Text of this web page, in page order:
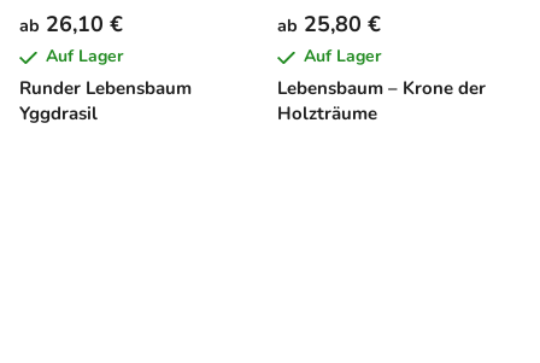
Runder Lebensbaum
Yggdrasil
ab 26,10 €
Auf Lager
Lebensbaum – Krone der
Holzträume
ab 25,80 €
Auf Lager